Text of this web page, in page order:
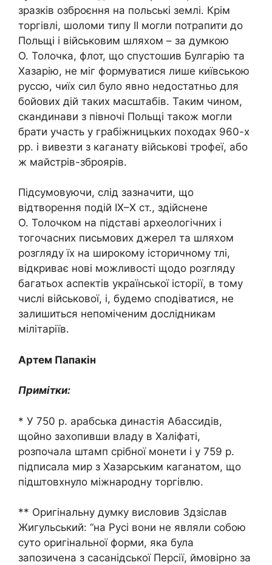
зразків озброєння на польські землі. Крім
торгівлі, шоломи типу ІІ могли потрапити до
Польщі і військовим шляхом – за думкою
О. Толочка, флот, що спустошив Булгарію та
Хазарію, не міг формуватися лише київською
руссю, чиїх сил було явно недостатньо для
бойових дій таких масштабів. Таким чином,
скандинави з півночі Польщі також могли
брати участь у грабіжницьких походах 960-х
рр. і вивезти з каганату військові трофеї, або
ж майстрів-зброярів.
Підсумовуючи, слід зазначити, що
відтворення подій ІХ–Х ст., здійснене
О. Толочком на підставі археологічних і
тогочасних письмових джерел та шляхом
розгляду їх на широкому історичному тлі,
відкриває нові можливості щодо розгляду
багатьох аспектів української історії, в тому
числі військової, і, будемо сподіватися, не
залишиться непоміченим дослідникам
мілітаріїв.
Артем Папакін
Примітки:
* У 750 р. арабська династія Абассидів,
щойно захопивши владу в Халіфаті,
розпочала штамп срібної монети і у 759 р.
підписала мир з Хазарським каганатом, що
підштовхнуло міжнародну торгівлю.
** Оригінальну думку висловив Здзіслав
Жигульський: “на Русі вони не являли собою
суто оригінальної форми, яка була
запозичена з сасанідської Персії, ймовірно за